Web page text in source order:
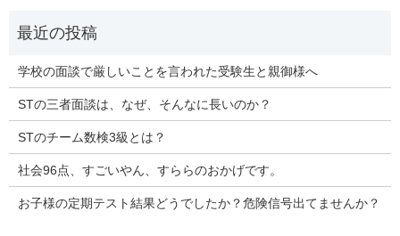
学校の面談で厳しいことを言われた受験生と親御様へ
STの三者面談は、なぜ、そんなに長いのか？
STのチーム数検3級とは？
社会96点、すごいやん、すららのおかげです。
お子様の定期テスト結果どうでしたか？危険信号出てませんか？